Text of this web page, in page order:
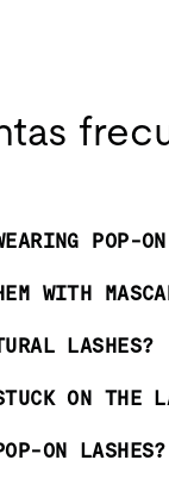
POP-
WITH
LASHES?
ON THE
ON LASHES?